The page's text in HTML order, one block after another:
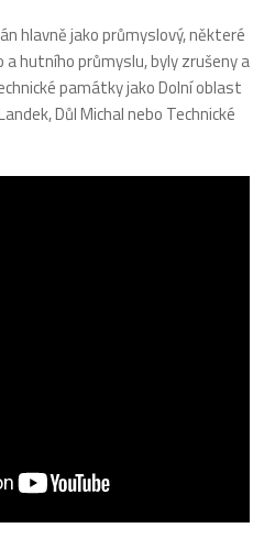
hlavně jako průmyslový, některé
hutního průmyslu, byly zrušeny a
památky jako Dolní oblast
Důl Michal nebo Technické